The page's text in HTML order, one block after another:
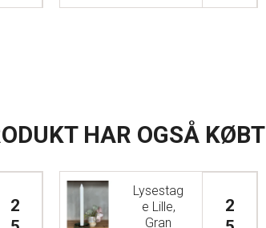
HAR OGSÅ KØBT
2
Lysestag
e Lille,
Gran
2